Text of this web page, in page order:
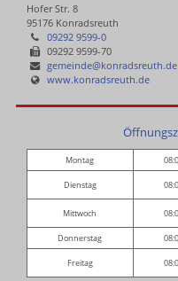
Hofer Str. 8
95176 Konradsreuth
09292 9599-0
09292 9599-70
gemeinde@konradsreuth.de
www.konradsreuth.de
Montag
Dienstag
Mittwoch
Donnerstag
Freitag